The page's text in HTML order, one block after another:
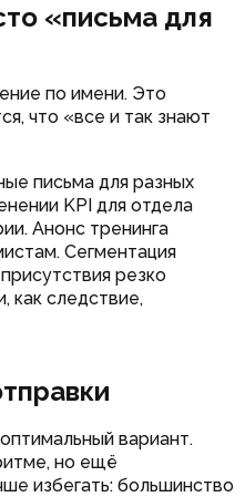
«письма для
по имени. Это
что «все и так знают
письма для разных
KPI для отдела
Анонс тренинга
Сегментация
резко
как следствие,
вариант.
но ещё
избегать: большинство